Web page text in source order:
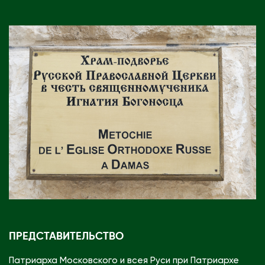
ПРЕДСТАВИТЕЛЬСТВО
Патриарха Московского и всея Руси при Патриархе